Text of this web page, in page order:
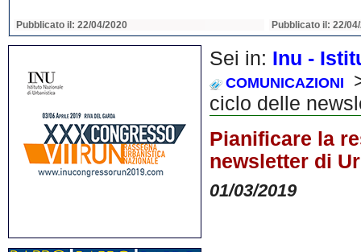
Pubblicato il: 22/04/2020 Pubblicato il: 22/
Sei in: Inu -
COMUNICAZIONI
ciclo delle
Pianificare la
newsletter di
01/03/2019